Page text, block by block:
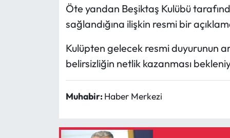
Öte yandan Beşiktaş Kulübü
sağlandığına ilişkin resmi bir
Kulüpten gelecek resmi duyurunun
belirsizliğin netlik kazanması
Muhabir: Haber Merkezi